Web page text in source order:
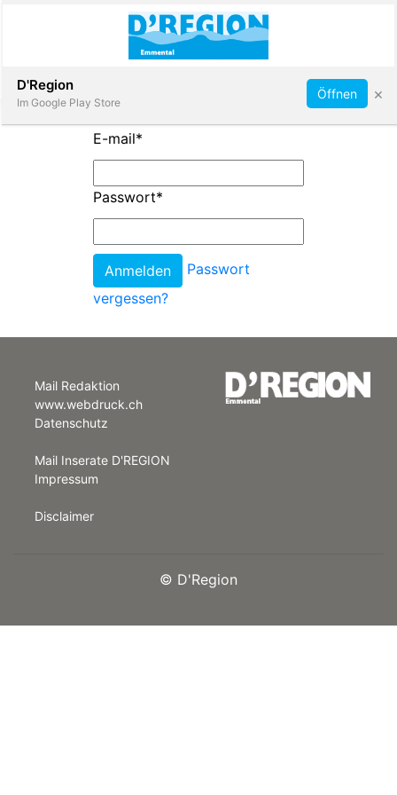
App
Abonnieren
E-mail*
Passwort*
Passwort
vergessen?
Mail Redaktion
www.webdruck.ch
Datenschutz
Mail Inserate D'REGION
Impressum
Disclaimer
© D'Region
D'Region
Im Google Play Store
Öffnen ×